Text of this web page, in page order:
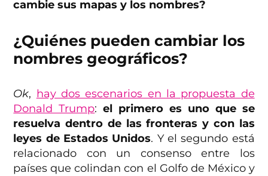
cambie sus mapas y los nombres?
¿Quiénes pueden cambiar los
nombres geográficos?
Ok, hay dos escenarios en la propuesta de
Donald Trump:el primero es uno que se
resuelva dentro de las fronteras y con las
leyes de Estados Unidos. Y el segundo está
relacionado con un consenso entre los
países que colindan con el Golfo de México y